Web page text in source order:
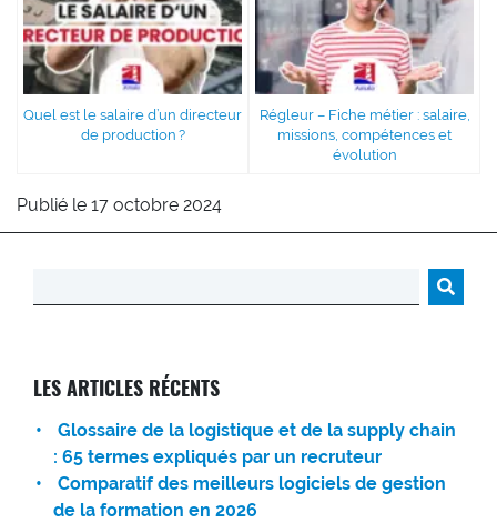
Quel est le salaire d’un directeur
de production ?
Régleur – Fiche métier : salaire,
missions, compétences et
évolution
Publié le 17 octobre 2024
LES ARTICLES RÉCENTS
Glossaire de la logistique et de la supply chain
: 65 termes expliqués par un recruteur
Comparatif des meilleurs logiciels de gestion
de la formation en 2026